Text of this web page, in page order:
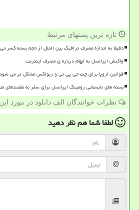
تازه ترین پستهای مرتبط
دقیقا به اندازه مصرف ترافیک بین الملل از حجم بسته کسر
واکنش ایرانسل به ابهام درباره ی مصرف اینترنت
قوانین اروپا برای چت جی پی تی و ربولکس مشکل تر می شود
بسته های تابستانی رومینگ ایرانسل برای سفر به مقصدهای
نظرات خوانندگان الف دانلود در مورد
لطفا شما همنظر دهید